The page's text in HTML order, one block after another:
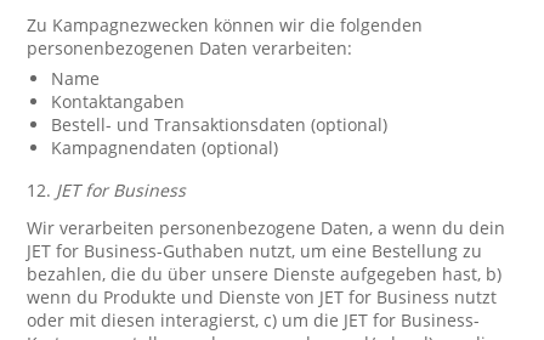
Zu Kampagnezwecken können wir die folgenden
personenbezogenen Daten verarbeiten:
Name
Kontaktangaben
Bestell- und Transaktionsdaten (optional)
Kampagnendaten (optional)
12. JET for Business
Wir verarbeiten personenbezogene Daten, a wenn du dein
JET for Business-Guthaben nutzt, um eine Bestellung zu
bezahlen, die du über unsere Dienste aufgegeben hast, b)
wenn du Produkte und Dienste von JET for Business nutzt
oder mit diesen interagierst, c) um die JET for Business-